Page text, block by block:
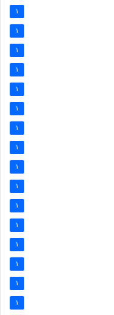
1
1
1
1
1
1
1
1
1
1
1
1
1
1
1
1